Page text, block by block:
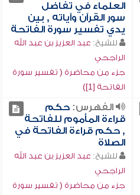
العلماء في تفاضل
سور القرآن وآياته , بين
يدي تفسير سورة الفاتحة
للشيخ: عبد العزيز بن عبد الله
الراجحي
جزء من محاضرة ( تفسير سورة
الفاتحة [1])
الفهرس:حكم
قراءة المأموم للفاتحة
, حكم قراءة الفاتحة في
الصلاة
للشيخ: عبد العزيز بن عبد الله
الراجحي
جزء من محاضرة ( تفسير سورة